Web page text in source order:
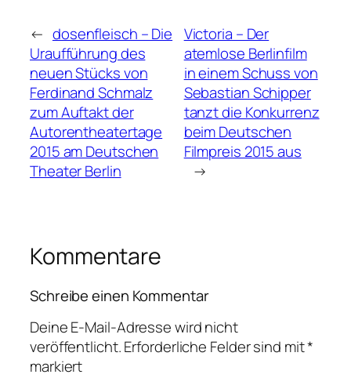
← dosenfleisch – Die
Uraufführung des
neuen Stücks von
Ferdinand Schmalz
zum Auftakt der
Autorentheatertage
2015 am Deutschen
Theater Berlin
Victoria – Der
atemlose Berlinfilm
in einem Schuss von
Sebastian Schipper
tanzt die Konkurrenz
beim Deutschen
Filmpreis 2015 aus
→
Kommentare
Schreibe einen Kommentar
Deine E-Mail-Adresse wird nicht
veröffentlicht.Erforderliche Felder sind mit*
markiert